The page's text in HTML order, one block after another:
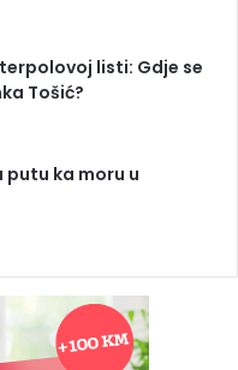
listi: Gdje se
Tošić?
putu ka moru u